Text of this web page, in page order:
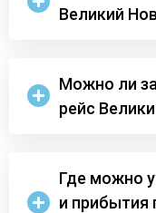
Великий
Можно ли
рейс
Где можно
и прибытия